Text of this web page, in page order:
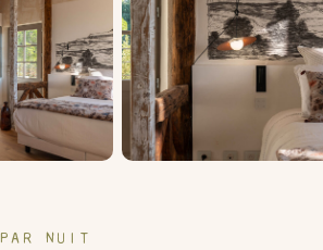
PAR NUIT